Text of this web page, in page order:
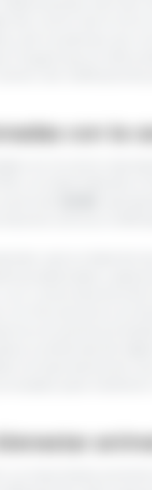
de control de la UE
de los piensos, así
igual que en años
de
con la
con la carne
correspondiendo el
de
cárnicos
casi la mitad de
productora de
problemas de
la importancia de
para mantener
animal
un importante